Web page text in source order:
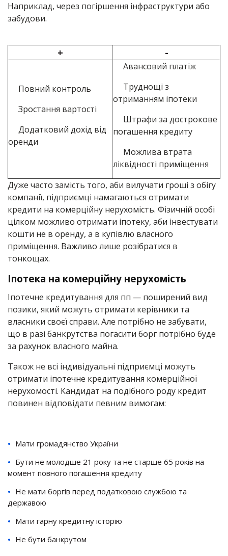
Наприклад, через погіршення інфраструктури або
забудови.
+ -
Повний контроль
Зростання вартості
Додатковий дохід від
оренди
Авансовий платіж
Труднощі з
отриманням іпотеки
Штрафи за дострокове
погашення кредиту
Можлива втрата
ліквідності приміщення
Дуже часто замість того, аби вилучати гроші з обігу
компанії, підприємці намагаються отримати
кредити на комерційну нерухомість. Фізичній особі
цілком можливо отримати іпотеку, аби інвестувати
кошти не в оренду, а в купівлю власного
приміщення. Важливо лише розібратися в
тонкощах.
Іпотека на комерційну нерухомість
Іпотечне кредитування для пп — поширений вид
позики, який можуть отримати керівники та
власники своєї справи. Але потрібно не забувати,
що в разі банкрутства погасити борг потрібно буде
за рахунок власного майна.
Також не всі індивідуальні підприємці можуть
отримати іпотечне кредитування комерційної
нерухомості. Кандидат на подібного роду кредит
повинен відповідати певним вимогам:
Мати громадянство України
Бути не молодше 21 року та не старше 65 років на
момент повного погашення кредиту
Не мати боргів перед податковою службою та
державою
Мати гарну кредитну історію
Не бути банкрутом